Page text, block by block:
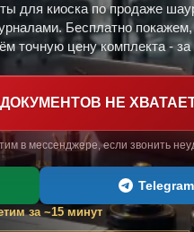
для киоска по продаже
Бесплатно покажем,
точную цену комплекта - за
НЕ
в мессенджере, если звонить
Telegram
за ~15 минут